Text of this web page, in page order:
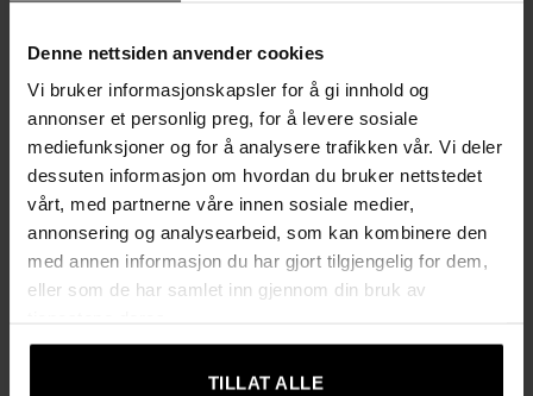
Denne nettsiden anvender cookies
Vi bruker informasjonskapsler for å gi innhold og
annonser et personlig preg, for å levere sosiale
mediefunksjoner og for å analysere trafikken vår. Vi deler
dessuten informasjon om hvordan du bruker nettstedet
vårt, med partnerne våre innen sosiale medier,
annonsering og analysearbeid, som kan kombinere den
med annen informasjon du har gjort tilgjengelig for dem,
eller som de har samlet inn gjennom din bruk av
TILLAT ALLE
Sklisikker bunn:
Laget av polyester og PVC for økt
Myk og behagelig overflate:Oppmuntrer til dyp og
restitusjonsfremmende søvn.
Lav inngang:Gjør det lettere for valper og eldre dyr å
komme inn uten belastning.
Elegant design:Sort med gullfarget quilting – et luksuriøst
innslag i interiøret.
Tekniske spesifikasjoner
Størrelse: S – 65 x 55 x 18 cm